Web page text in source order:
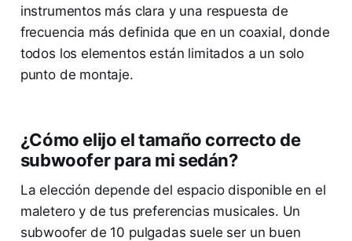
instrumentos más clara y una respuesta de
frecuencia más definida que en un coaxial, donde
todos los elementos están limitados a un solo
punto de montaje.
¿Cómo elijo el tamaño correcto de
subwoofer para mi sedán?
La elección depende del espacio disponible en el
maletero y de tus preferencias musicales. Un
subwoofer de 10 pulgadas suele ser un buen